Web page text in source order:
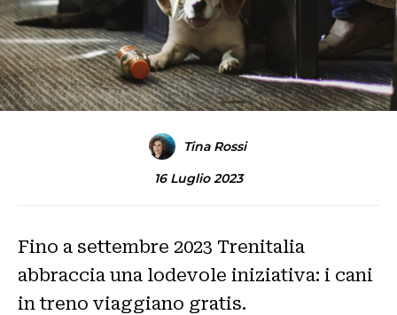
Tina Rossi
16 Luglio 2023
Fino a settembre 2023 Trenitalia
abbraccia una lodevole iniziativa: i cani
in treno viaggiano gratis.